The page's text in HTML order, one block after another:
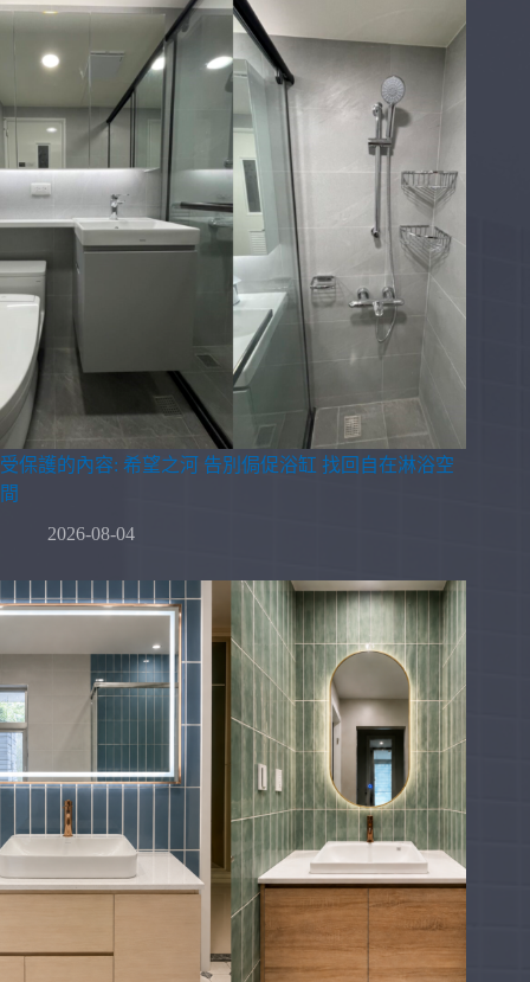
受保護的內容: 希望之河 告別侷促浴缸 找回自在淋浴空
間
2026-08-04